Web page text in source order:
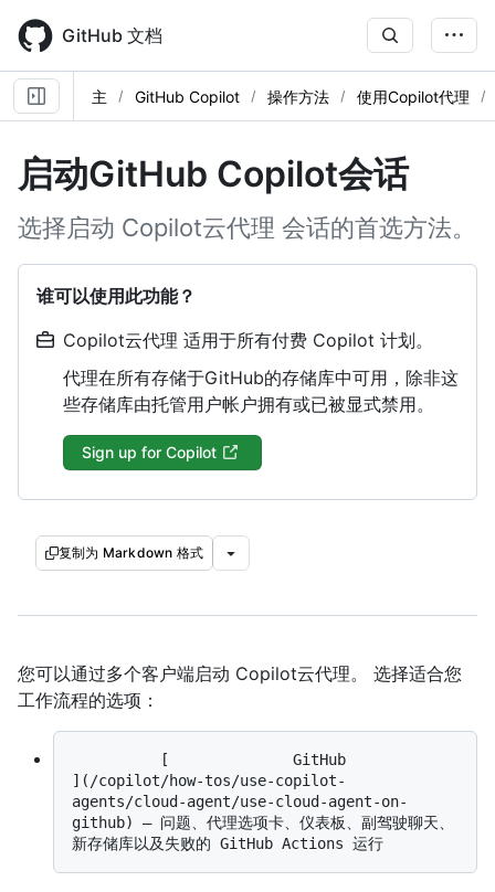
main
content
GitHub 文档
主 GitHub Copilot 操作方法 使用Copilot代理
启动GitHub Copilot会话
选择启动 Copilot云代理 会话的首选方法。
谁可以使用此功能？
Copilot云代理 适用于所有付费 Copilot 计划。
代理在所有存储于GitHub的存储库中可用，除非这
些存储库由托管用户帐户拥有或已被显式禁用。
Sign up for Copilot
复制为 Markdown 格式
您可以通过多个客户端启动 Copilot云代理。 选择适合您
工作流程的选项：
](/copilot/how-tos/use-copilot-
agents/cloud-agent/use-cloud-agent-on-
github) — 问题、代理选项卡、仪表板、副驾驶聊天、